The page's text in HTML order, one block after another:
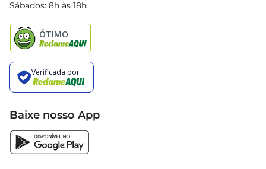
Sábados: 8h às 18h
Baixe nosso App